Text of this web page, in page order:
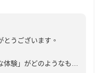
voice/80671?
うございます。
体験」がどのようなもの